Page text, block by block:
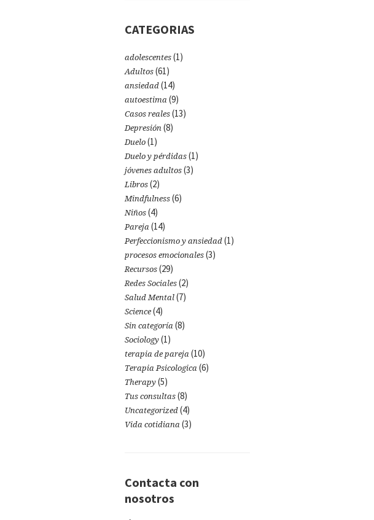
CATEGORIAS
adolescentes(1)
Adultos(61)
ansiedad(14)
autoestima(9)
Casos reales(13)
Depresión(8)
Duelo(1)
Duelo y pérdidas(1)
jóvenes adultos(3)
Libros(2)
Mindfulness(6)
Niños(4)
Pareja(14)
Perfeccionismo y ansiedad(1)
procesos emocionales(3)
Recursos(29)
Redes Sociales(2)
Salud Mental(7)
Science(4)
Sin categoría(8)
Sociology(1)
terapia de pareja(10)
Terapia Psicologica(6)
Therapy(5)
Tus consultas(8)
Uncategorized(4)
Vida cotidiana(3)
Contacta con
nosotros